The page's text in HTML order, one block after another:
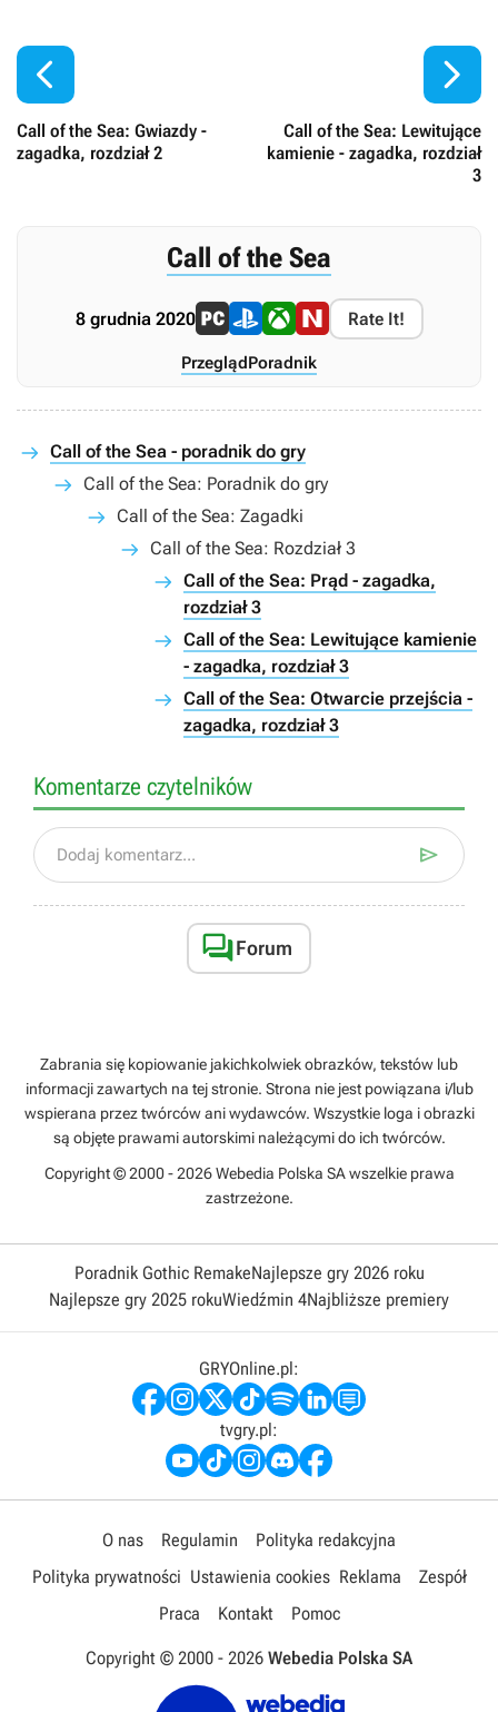

Call of the Sea: Gwiazdy -
zagadka, rozdział 2
Call of the Sea: Lewitujące
kamienie - zagadka, rozdział
3

Call of the Sea
8 grudnia 2020 Rate It!
PrzeglądPoradnik
Call of the Sea - poradnik do gry
Call of the Sea: Poradnik do gry
Call of the Sea: Zagadki
Call of the Sea: Rozdział 3
Call of the Sea: Prąd - zagadka,
rozdział 3
Call of the Sea: Lewitujące kamienie
- zagadka, rozdział 3
Call of the Sea: Otwarcie przejścia -
zagadka, rozdział 3
Komentarze czytelników
Dodaj komentarz... 
Forum
Zabrania się kopiowanie jakichkolwiek obrazków, tekstów lub
informacji zawartych na tej stronie. Strona nie jest powiązana i/lub
wspierana przez twórców ani wydawców. Wszystkie loga i obrazki
są objęte prawami autorskimi należącymi do ich twórców.
Copyright © 2000 - 2026 Webedia Polska SA wszelkie prawa
zastrzeżone.
Poradnik Gothic RemakeNajlepsze gry 2026 roku
Najlepsze gry 2025 rokuWiedźmin 4Najbliższe premiery
GRYOnline.pl:
tvgry.pl:
O nas Regulamin
Polityka redakcyjna
Polityka prywatności Ustawienia cookies Reklama
Zespół
Praca
Kontakt Pomoc
Copyright © 2000 - 2026 Webedia Polska SA